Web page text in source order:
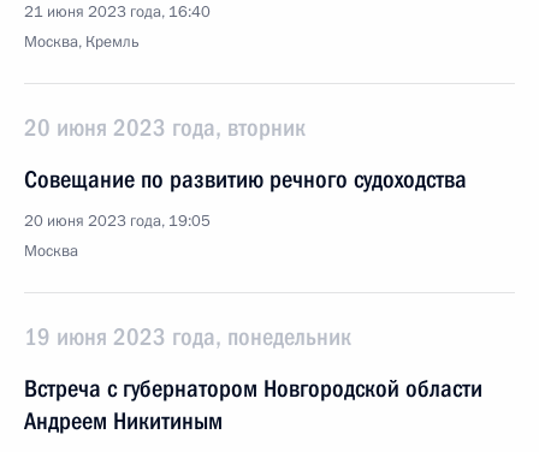
21 июня 2023 года, 16:40
Москва, Кремль
20 июня 2023 года, вторник
Совещание по развитию речного судоходства
20 июня 2023 года, 19:05
Москва
19 июня 2023 года, понедельник
Встреча с губернатором Новгородской области
Андреем Никитиным